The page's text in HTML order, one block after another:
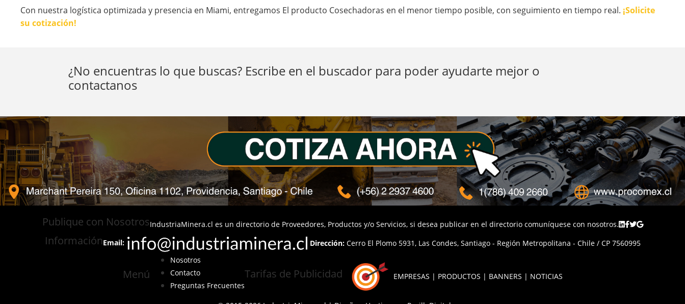
Con nuestra logística optimizada y presencia en Miami, entregamos El producto Cosechadoras en el menor tiempo posible, con seguimiento en tiempo real. ¡Solicite
su cotización!
¿No encuentras lo que buscas? Escribe en el buscador para poder ayudarte mejor o
contactanos
Publique con NosotrosIndustriaMinera.cl es un directorio de Proveedores, Productos y/o Servicios, si desea publicar en el directorio comuníquese con nosotros.
InformaciónEmail: Dirección:Cerro El Plomo 5931, Las Condes, Santiago - Región Metropolitana - Chile / CP 7560995
Menú
Nosotros
Contacto
Preguntas Frecuentes
Tarifas de Publicidad EMPRESAS | PRODUCTOS | BANNERS | NOTICIAS